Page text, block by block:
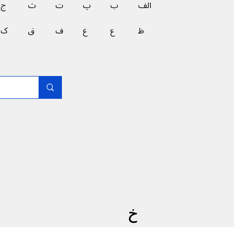
الف ب پ ت ث ج
ظ
ع غ ف ق ک
خ